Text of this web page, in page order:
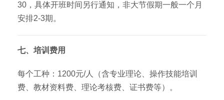
30，具体开班时间另行通知，非大节假期一般一个月
安排2-3期。
七、培训费用
每个工种：1200元/人（含专业理论、操作技能培训
费、教材资料费、理论考核费、证书费等）。